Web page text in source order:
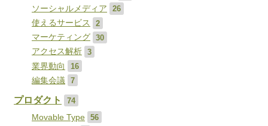
ソーシャルメディア
26
使えるサービス
2
マーケティング
30
アクセス解析
3
業界動向
16
編集会議
7
プロダクト
74
Movable Type
56